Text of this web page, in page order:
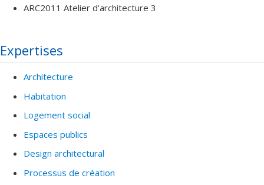
ARC2011 Atelier d'architecture 3
Expertises
Architecture
Habitation
Logement social
Espaces publics
Design architectural
Processus de création